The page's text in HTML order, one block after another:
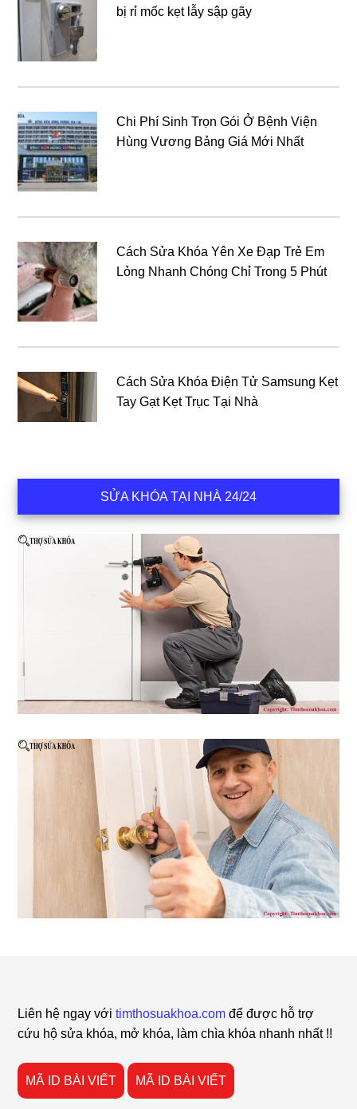
bị rỉ mốc kẹt lẫy sập gãy
Chi Phí Sinh Trọn Gói Ở Bệnh Viện
Hùng Vương Bảng Giá Mới Nhất
Cách Sửa Khóa Yên Xe Đạp Trẻ Em
Lỏng Nhanh Chóng Chỉ Trong 5 Phút
Cách Sửa Khóa Điện Tử Samsung Kẹt
Tay Gạt Kẹt Trục Tại Nhà
SỬA KHÓA TẠI NHÀ 24/24
Liên hệ ngay vớitimthosuakhoa.com để được hỗ trợ
cứu hộ sửa khóa, mở khóa, làm chìa khóa nhanh nhất !!
MÃ ID BÀI VIẾT MÃ ID BÀI VIẾT